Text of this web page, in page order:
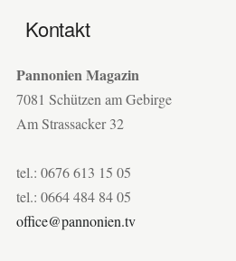
Kontakt
Pannonien Magazin
7081 Schützen am Gebirge
Am Strassacker 32
tel.: 0676 613 15 05
tel.: 0664 484 84 05
office@pannonien.tv